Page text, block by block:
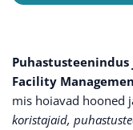
Facility
mis hoiavad hooned
koristajaid,
04 Aug, 2026
JAEKAUBANDUS